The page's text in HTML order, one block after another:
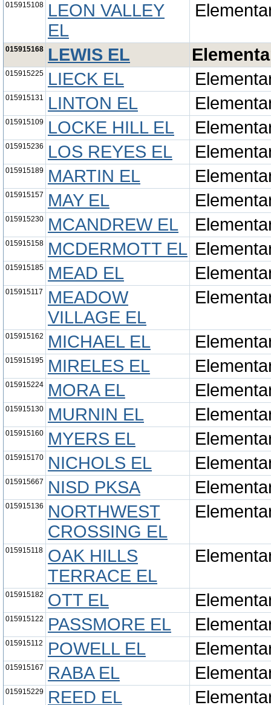
015915108
LEON VALLEY
EL
015915168 LEWIS EL
015915225 LIECK EL
015915131 LINTON EL
015915109 LOCKE HILL EL
015915236 LOS REYES EL
015915189 MARTIN EL
015915157 MAY EL
015915230 MCANDREW EL
015915158 MCDERMOTT EL
015915185 MEAD EL
015915117
MEADOW
VILLAGE EL
015915162 MICHAEL EL
015915195 MIRELES EL
015915224 MORA EL
015915130 MURNIN EL
015915160 MYERS EL
015915170 NICHOLS EL
015915667 NISD PKSA
015915136
NORTHWEST
CROSSING EL
015915118
OAK HILLS
TERRACE EL
015915182 OTT EL
015915122 PASSMORE EL
015915112 POWELL EL
015915167 RABA EL
015915229 REED EL